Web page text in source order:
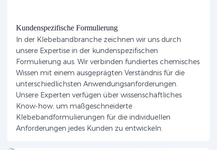
Kundenspezifische Formulierung
In der Klebebandbranche zeichnen wir uns durch
unsere Expertise in der kundenspezifischen
Formulierung aus. Wir verbinden fundiertes chemisches
Wissen mit einem ausgeprägten Verständnis für die
unterschiedlichsten Anwendungsanforderungen.
Unsere Experten verfügen über wissenschaftliches
Know-how, um maßgeschneiderte
Klebebandformulierungen für die individuellen
Anforderungen jedes Kunden zu entwickeln.